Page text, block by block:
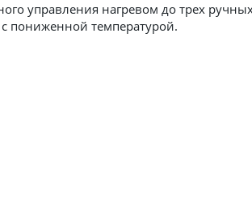
управления нагревом до трех
пониженной температурой.